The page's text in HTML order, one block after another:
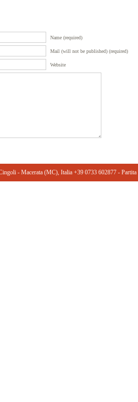
Name (required)
Mail (will not be published) (required)
Website
- Macerata (MC), Italia +39 0733 602877 ‎-